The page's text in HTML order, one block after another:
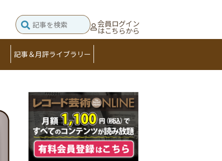
会員ログイン
はこちらから
記事＆月評ライブラリー